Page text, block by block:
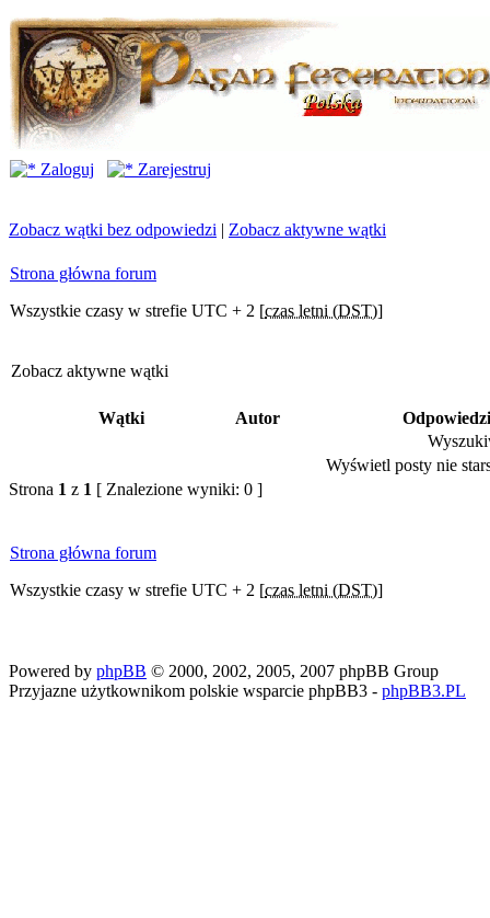
Zaloguj Zarejestruj
Zobacz wątki bez odpowiedzi | Zobacz aktywne wątki
Strona główna forum
Wszystkie czasy w strefie UTC + 2 [czas letni (DST)]
Zobacz aktywne wątki
Wątki Autor
Wyświetl posty nie
Strona 1 z 1 [ Znalezione wyniki: 0 ]
Strona główna forum
Wszystkie czasy w strefie UTC + 2 [czas letni (DST)]
Powered by phpBB © 2000, 2002, 2005, 2007 phpBB Group
Przyjazne użytkownikom polskie wsparcie phpBB3 - phpBB3.PL